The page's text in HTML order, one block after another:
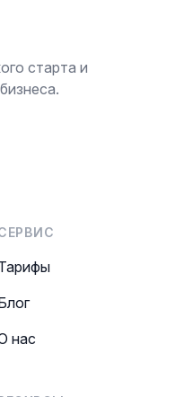
старта и
нас